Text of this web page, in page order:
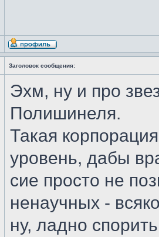
Заголовок сообщения:
Эхм, ну и про
Полишинеля.
Такая
уровень, дабы
сие просто не
ненаучных -
ну, ладно